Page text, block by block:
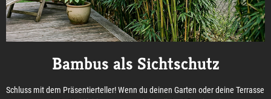
Bambus als Sichtschutz
Schluss mit dem Präsentierteller! Wenn du deinen Garten oder deine Terrasse